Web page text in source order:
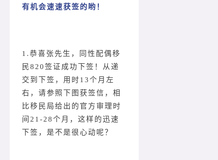
有机会速速获签的哟！
1.恭喜张先生，同性配偶移
民820签证成功下签！从递
交到下签，用时13个月左
右，请参照下图获签信，相
比移民局给出的官方审理时
间21-28个月，这样的迅速
下签，是不是很心动呢？